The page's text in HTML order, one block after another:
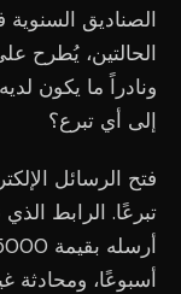
الصناديق
الحالتين، يُطرح
ونادراً ما يكون
إلى أي تبرع؟
فتح الرسائل
تبرعًا. الرابط
أسبوعًا،